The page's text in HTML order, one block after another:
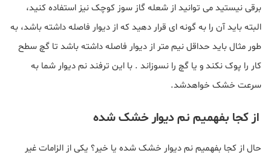
برقی نیستید می توانید از شعله گاز سوز کوچک نیز استفاده کنید،
البته باید آن را به گونه ای قرار دهید که از دیوار فاصله داشته باشد، به
طور مثال باید حداقل نیم متر از دیوار فاصله داشته باشد تا گچ سطح
کار را پوک نکند و یا گچ را نسوزاند . با این ترفند نم دیوار شما به
سرعت خشک خواهدشد.
از کجا بفهمیم نم دیوار خشک شده
حال از کجا بفهمیم نم دیوار خشک شده یا خیر؟ یکی از الزامات غیر